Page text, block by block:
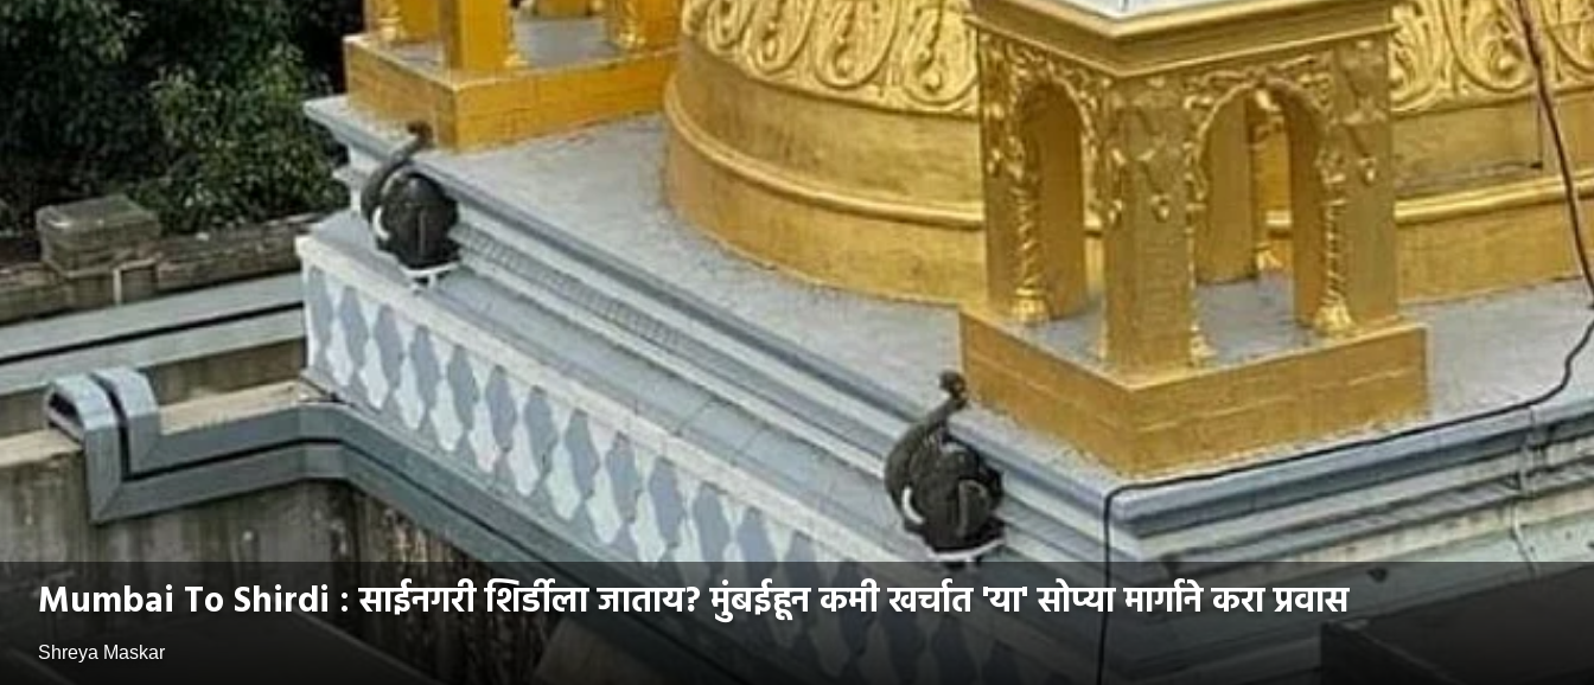
Mumbai To Shirdi : साईनगरी शिर्डीला जाताय? मुंबईहून कमी खर्चात 'या' सोप्या मार्गाने करा प्रवास
Shreya Maskar